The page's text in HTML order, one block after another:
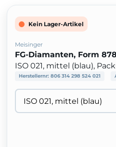
Kein Lager-Artikel
Meisinger
FG-Diamanten, Form 878
ISO 021, mittel (blau),
Herstellernr: 806 314 298 524 021